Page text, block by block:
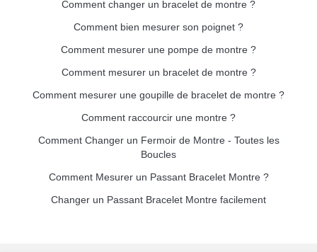
Comment changer un bracelet de montre ?
Comment bien mesurer son poignet ?
Comment mesurer une pompe de montre ?
Comment mesurer un bracelet de montre ?
Comment mesurer une goupille de bracelet de montre ?
Comment raccourcir une montre ?
Comment Changer un Fermoir de Montre - Toutes les
Boucles
Comment Mesurer un Passant Bracelet Montre ?
Changer un Passant Bracelet Montre facilement